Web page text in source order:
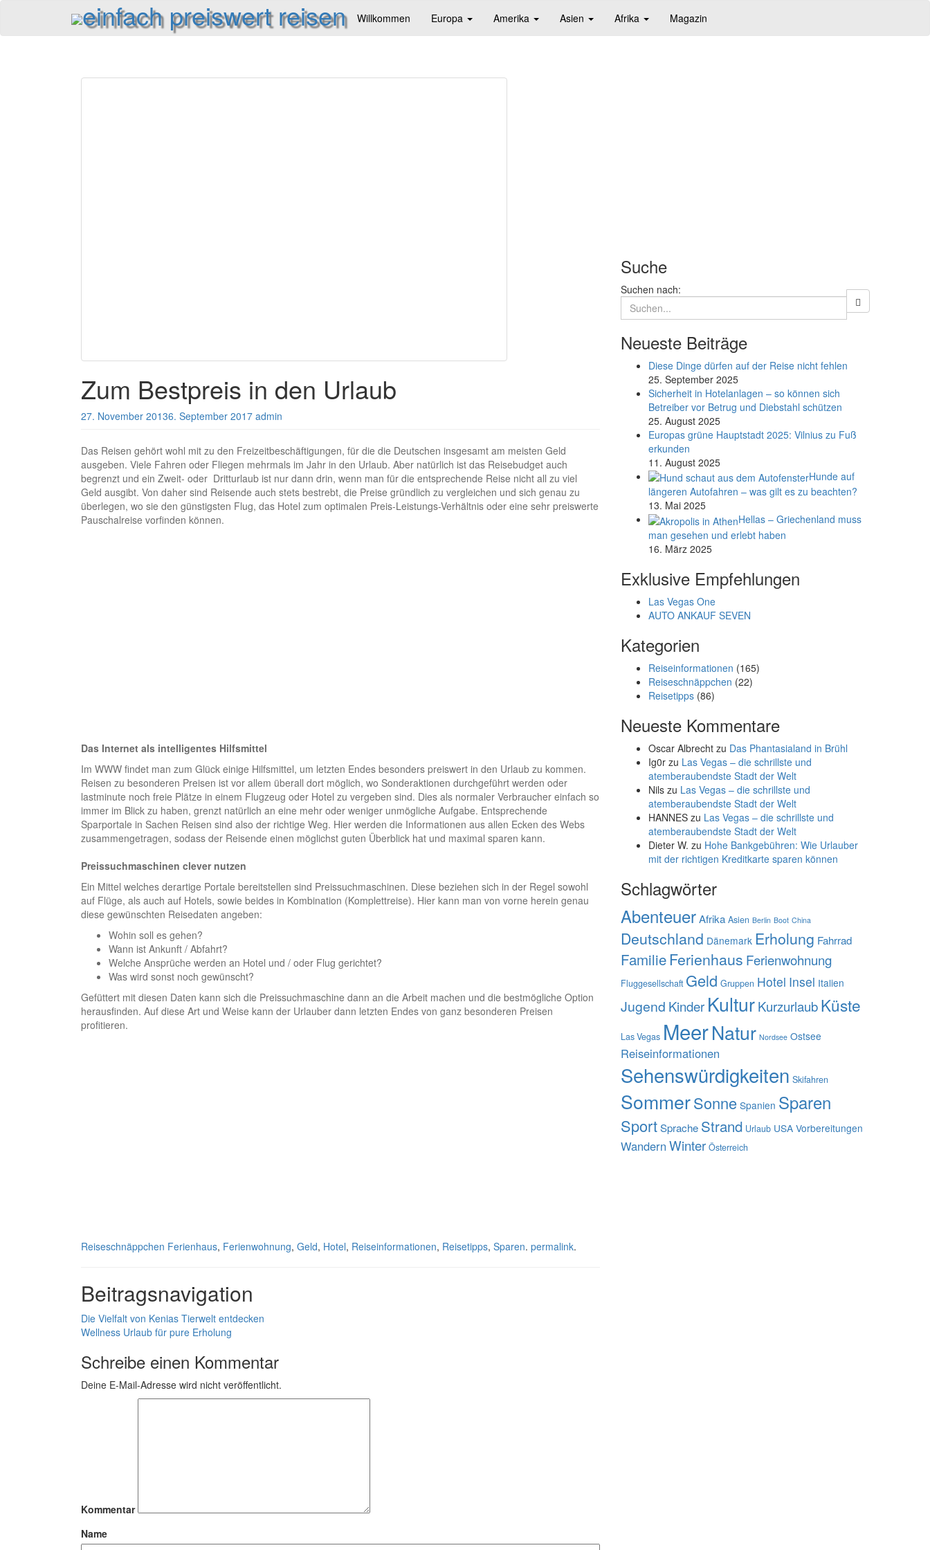
einfach preiswert reisen
Reiseinformationen und Reisetipps
Willkommen Europa Amerika Asien Afrika Magazin
Zum Bestpreis in den Urlaub
27. November 20136. September 2017 admin
Das Reisen gehört wohl mit zu den Freizeitbeschäftigungen, für die die Deutschen insgesamt am meisten Geld
ausgeben. Viele Fahren oder Fliegen mehrmals im Jahr in den Urlaub. Aber natürlich ist das Reisebudget auch
begrenzt und ein Zweit- oder Dritturlaub ist nur dann drin, wenn man für die entsprechende Reise nicht all zu viel
Geld ausgibt. Von daher sind Reisende auch stets bestrebt, die Preise gründlich zu vergleichen und sich genau zu
überlegen, wo sie den günstigsten Flug, das Hotel zum optimalen Preis-Leistungs-Verhältnis oder eine sehr preiswerte
Pauschalreise vorfinden können.
Das Internet als intelligentes Hilfsmittel
Im WWW findet man zum Glück einige Hilfsmittel, um letzten Endes besonders preiswert in den Urlaub zu kommen.
Reisen zu besonderen Preisen ist vor allem überall dort möglich, wo Sonderaktionen durchgeführt werden oder
lastminute noch freie Plätze in einem Flugzeug oder Hotel zu vergeben sind. Dies als normaler Verbraucher einfach so
immer im Blick zu haben, grenzt natürlich an eine mehr oder weniger unmögliche Aufgabe. Entsprechende
Sparportale in Sachen Reisen sind also der richtige Weg. Hier werden die Informationen aus allen Ecken des Webs
zusammengetragen, sodass der Reisende einen möglichst guten Überblick hat und maximal sparen kann.
Preissuchmaschinen clever nutzen
Ein Mittel welches derartige Portale bereitstellen sind Preissuchmaschinen. Diese beziehen sich in der Regel sowohl
auf Flüge, als auch auf Hotels, sowie beides in Kombination (Komplettreise). Hier kann man von vorne herein genau
diese gewünschten Reisedaten angeben:
Wohin soll es gehen?
Wann ist Ankunft / Abfahrt?
Welche Ansprüche werden an Hotel und / oder Flug gerichtet?
Was wird sonst noch gewünscht?
Gefüttert mit diesen Daten kann sich die Preissuchmaschine dann an die Arbeit machen und die bestmögliche Option
herausfinden. Auf diese Art und Weise kann der Urlauber dann letzten Endes von ganz besonderen Preisen
profitieren.
Reiseschnäppchen Ferienhaus, Ferienwohnung, Geld, Hotel, Reiseinformationen, Reisetipps, Sparen. permalink.
Beitragsnavigation
Die Vielfalt von Kenias Tierwelt entdecken
Wellness Urlaub für pure Erholung
Schreibe einen Kommentar
Deine E-Mail-Adresse wird nicht veröffentlicht.
Kommentar
Name
Suche
Suchen nach:
Neueste Beiträge
Diese Dinge dürfen auf der Reise nicht fehlen
25. September 2025
Sicherheit in Hotelanlagen – so können sich
Betreiber vor Betrug und Diebstahl schützen
25. August 2025
Europas grüne Hauptstadt 2025: Vilnius zu Fuß
erkunden
11. August 2025
Hunde auf
längeren Autofahren – was gilt es zu beachten?
13. Mai 2025
Hellas – Griechenland muss
man gesehen und erlebt haben
16. März 2025
Exklusive Empfehlungen
Las Vegas One
AUTO ANKAUF SEVEN
Kategorien
Reiseinformationen (165)
Reiseschnäppchen (22)
Reisetipps (86)
Neueste Kommentare
Oscar Albrecht zu Das Phantasialand in Brühl
Ig0r zu Las Vegas – die schrillste und
atemberaubendste Stadt der Welt
Nils zu Las Vegas – die schrillste und
atemberaubendste Stadt der Welt
HANNES zu Las Vegas – die schrillste und
atemberaubendste Stadt der Welt
Dieter W. zu Hohe Bankgebühren: Wie Urlauber
mit der richtigen Kreditkarte sparen können
Schlagwörter
AbenteuerAfrika Asien Berlin Boot China
Deutschland Dänemark Erholung Fahrrad
Familie Ferienhaus Ferienwohnung
Fluggesellschaft Geld Gruppen Hotel Insel Italien
Jugend Kinder KulturKurzurlaubKüste
Las Vegas MeerNatur Nordsee Ostsee
Reiseinformationen
Sehenswürdigkeiten Skifahren
SommerSonne Spanien Sparen
SportSprache Strand Urlaub USA Vorbereitungen
Wandern Winter Österreich